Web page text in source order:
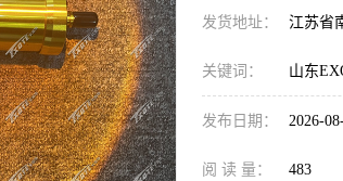
发货地址： 江苏省
关键词： 山东
发布日期： 2026-
阅 读 量： 483